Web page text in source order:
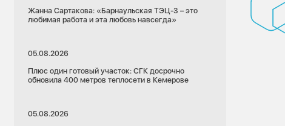
Жанна Сартакова: «Барнаульская ТЭЦ-3 – это
любимая работа и эта любовь навсегда»
05.08.2026
Плюс один готовый участок: СГК досрочно
обновила 400 метров теплосети в Кемерове
05.08.2026